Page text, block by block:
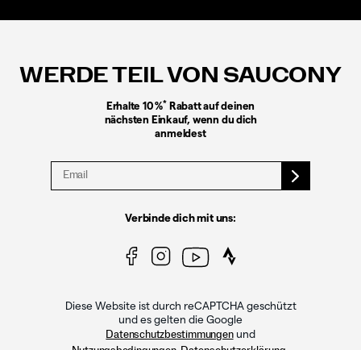
WERDE TEIL VON SAUCONY
Erhalte 10 %* Rabatt auf deinen
nächsten Einkauf, wenn du dich
anmeldest
Verbinde dich mit uns:
Diese Website ist durch reCAPTCHA geschützt
und es gelten die Google
Datenschutzbestimmungenund